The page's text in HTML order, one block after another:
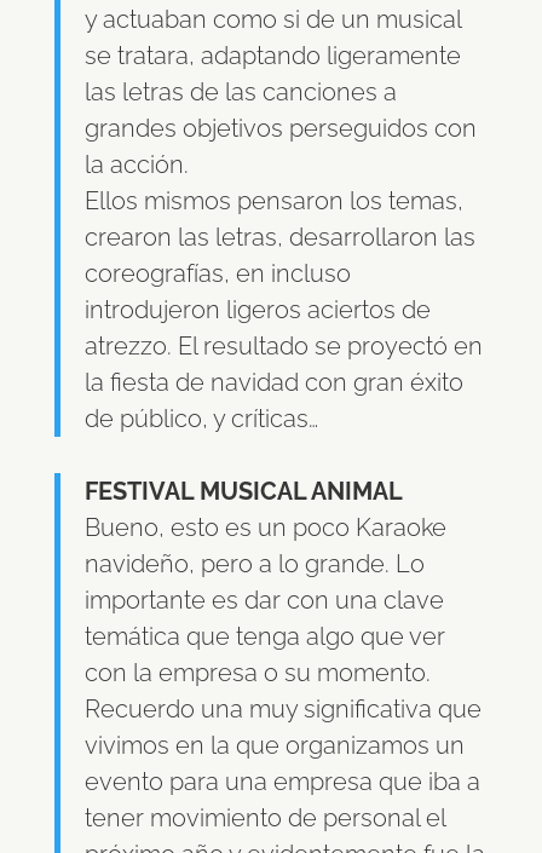
y actuaban como si de un musical
se tratara, adaptando ligeramente
las letras de las canciones a
grandes objetivos perseguidos con
la acción.
Ellos mismos pensaron los temas,
crearon las letras, desarrollaron las
coreografías, en incluso
introdujeron ligeros aciertos de
atrezzo. El resultado se proyectó en
la fiesta de navidad con gran éxito
de público, y críticas…
FESTIVAL MUSICAL ANIMAL
Bueno, esto es un poco Karaoke
navideño, pero a lo grande. Lo
importante es dar con una clave
temática que tenga algo que ver
con la empresa o su momento.
Recuerdo una muy significativa que
vivimos en la que organizamos un
evento para una empresa que iba a
tener movimiento de personal el